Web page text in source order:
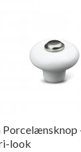
Porcelænsknop
look